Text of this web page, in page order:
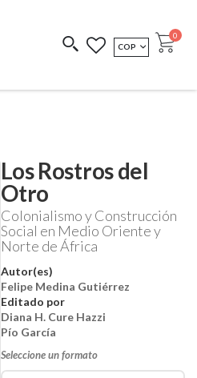
REDIMIR CÓDIGO
MONEDA
COP Cart
0
Los Rostros del
Otro
Colonialismo y Construcción
Social en Medio Oriente y
Norte de África
Autor(es)
Felipe Medina Gutiérrez
Editado por
Diana H. Cure Hazzi
Pío García
Seleccione un formato